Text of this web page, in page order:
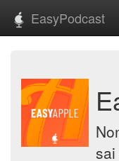
EasyPodcast